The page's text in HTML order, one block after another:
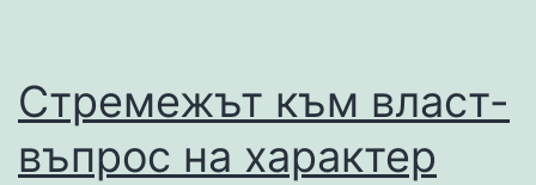
Стремежът към власт-
въпрос на характер